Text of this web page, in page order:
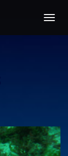
Toggle